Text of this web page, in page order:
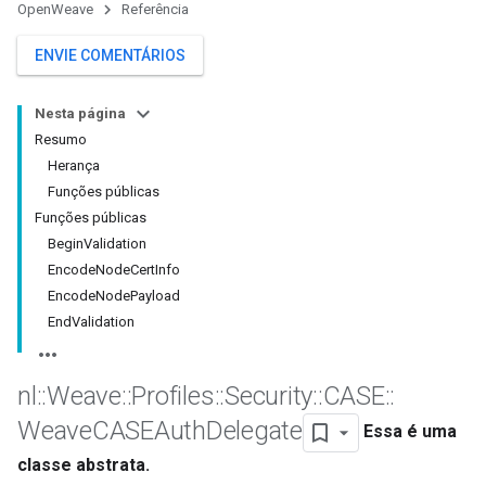
OpenWeave Referência
ENVIE COMENTÁRIOS
Nesta página
Resumo
Herança
Funções públicas
Funções públicas
BeginValidation
EncodeNodeCertInfo
EncodeNodePayload
EndValidation
nl ::Weave::Profiles::Security::CASE::
WeaveCASEAuthDelegate
Essa é uma
classe abstrata.